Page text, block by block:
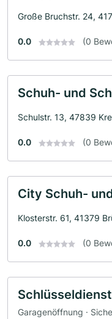
Große Bruchstr. 24,
0.0 (0
Schuh- und
Schulstr. 13, 47839
0.0 (0
City Schuh-
Klosterstr. 61, 41379
0.0 (0
Garagenöffnung ·